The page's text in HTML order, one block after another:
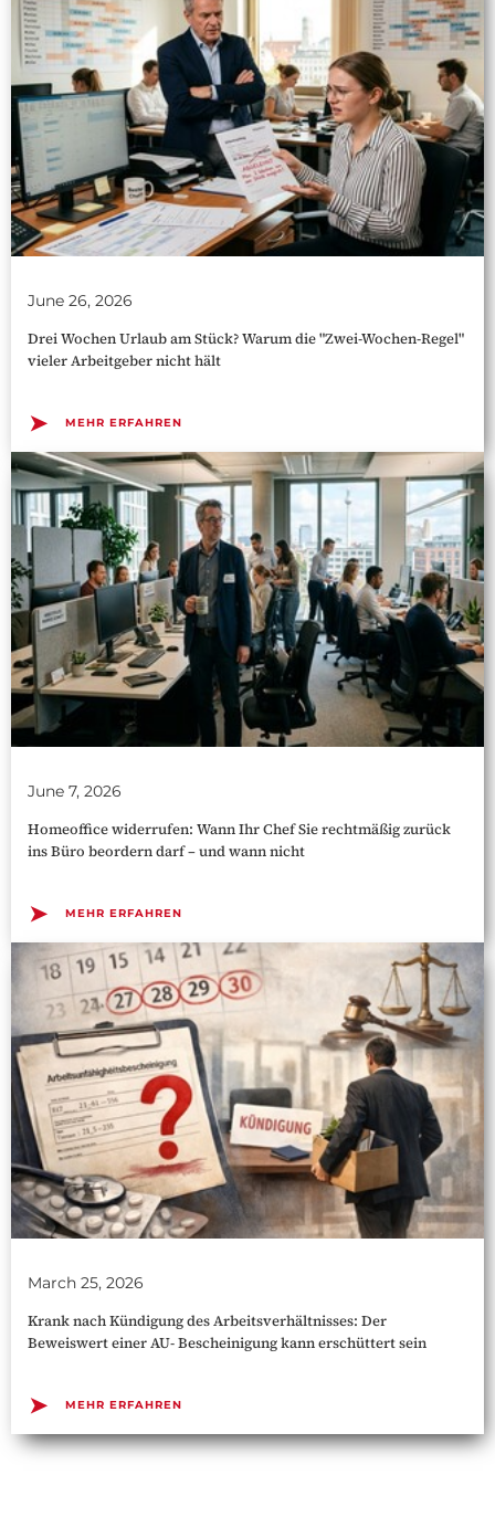
June 26, 2026
Drei Wochen Urlaub am Stück? Warum die "Zwei-Wochen-Regel"
vieler Arbeitgeber nicht hält
➤ MEHR ERFAHREN
June 7, 2026
Homeoffice widerrufen: Wann Ihr Chef Sie rechtmäßig zurück
ins Büro beordern darf – und wann nicht
➤ MEHR ERFAHREN
March 25, 2026
Krank nach Kündigung des Arbeitsverhältnisses: Der
Beweiswert einer AU- Bescheinigung kann erschüttert sein
➤ MEHR ERFAHREN